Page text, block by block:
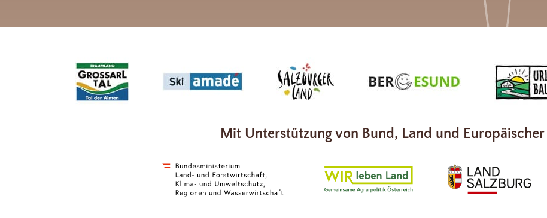
Mit Unterstützung von Bund, Land und